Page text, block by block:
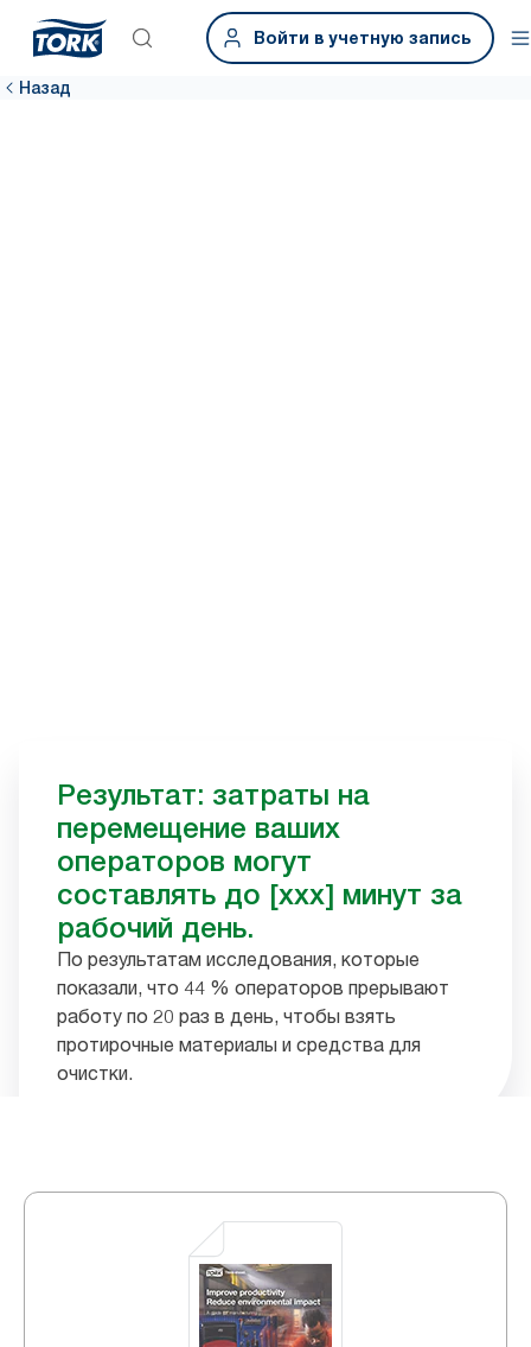
Войти в учетную запись
Назад
Результат: затраты на
перемещение ваших
операторов могут
составлять до [xxx] минут за
рабочий день.
По результатам исследования, которые
показали, что 44 % операторов прерывают
работу по 20 раз в день, чтобы взять
протирочные материалы и средства для
очистки.